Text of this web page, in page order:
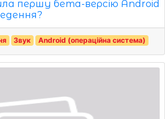
першу бета-версію Android
Звук Android (операційна система)